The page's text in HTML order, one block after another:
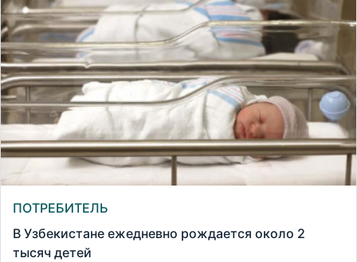
ПОТРЕБИТЕЛЬ
В Узбекистане ежедневно рождается около 2
тысяч детей